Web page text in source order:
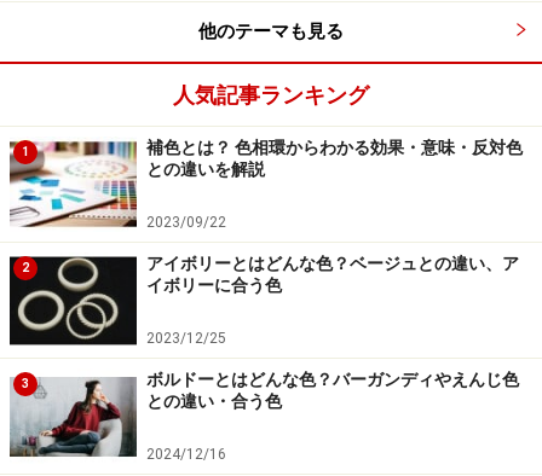
嫌悪感を抱いています。しかし、こうあるべきという理
のでしょう。やるべきと思いこんでいることを見直した
り、取り組み方を工夫したりといった解決策も考えられ
ますが、「てきぱきとした活発なイメージが欠けてい
る」ところを変えていくことも、解決に効果的かもしれ
ません。
華やかなローズピンクは、ストレスを和らげ、ポジティブな
力を発揮します
そんなあなたにおすすめしたいのは、華やかなローズピ
ンク。ピンクはストレスを和らげると同時に、非常に前
向きな力を発揮する色です。
他のテーマも見る
人気記事ランキング
1
補色とは？ 色相環からわかる効果・意味・反対色
との違いを解説
2023/09/22
2
アイボリーとはどんな色？ベージュとの違い、ア
イボリーに合う色
2023/12/25
3
ボルドーとはどんな色？バーガンディやえんじ色
との違い・合う色
2024/12/16